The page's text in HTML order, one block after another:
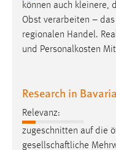
können auch kleinere,
Obst verarbeiten –
regionalen Handel.
und Personalkosten
Research in Bavaria
Relevanz:
zugeschnitten auf die
gesellschaftliche
Sie tun dies, indem
hinweg verfolgen.
Google Ads
_gcl_au
Anbieter:
Google Ireland